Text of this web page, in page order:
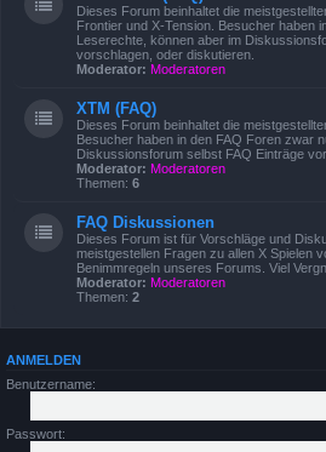
Dieses Forum beinhaltet die
Frontier und X-Tension. Besucher haben
Leserechte, können aber im
vorschlagen, oder diskutieren.
Moderator: Moderatoren
XTM (FAQ)
Dieses Forum beinhaltet die
Besucher haben in den FAQ Foren zwar
Diskussionsforum selbst FAQ Einträge
Moderator: Moderatoren
Themen: 6
FAQ Diskussionen
Dieses Forum ist für Vorschläge und
meistgestellen Fragen zu allen X Spielen
Benimmregeln unseres Forums. Viel
Moderator: Moderatoren
Themen: 2
ANMELDEN
Benutzername:
Passwort: